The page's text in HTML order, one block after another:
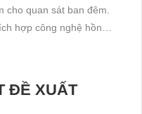
cho quan sát ban đêm.
hợp công nghệ hồng
ĐỀ XUẤT